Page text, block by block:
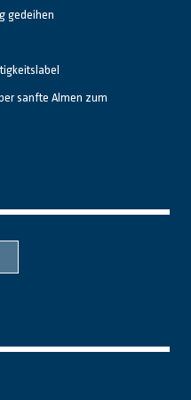
gedeihen
sanfte Almen zum